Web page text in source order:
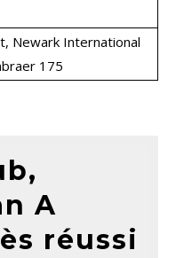
Newark International
175
A
réussi